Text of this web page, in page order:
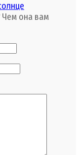
Чем она вам